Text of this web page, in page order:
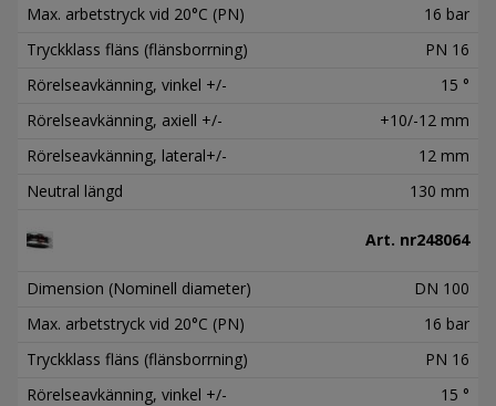
Max. arbetstryck vid 20°C (PN)
16 bar
Tryckklass fläns (flänsborrning)
PN 16
Rörelseavkänning, vinkel +/-
15 °
Rörelseavkänning, axiell +/-
+10/-12 mm
Rörelseavkänning, lateral+/-
12 mm
Neutral längd
130 mm
Art. nr248064
Dimension (Nominell diameter)
DN 100
Max. arbetstryck vid 20°C (PN)
16 bar
Tryckklass fläns (flänsborrning)
PN 16
Rörelseavkänning, vinkel +/-
15 °